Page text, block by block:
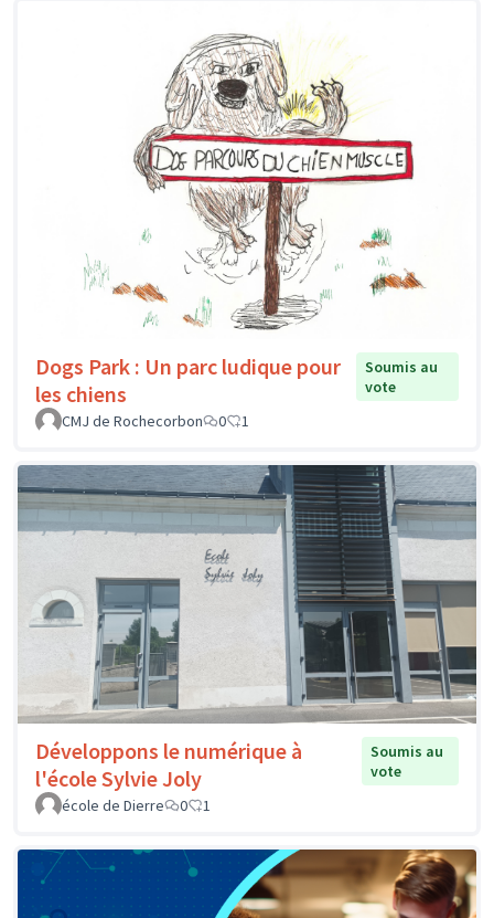
Dogs Park : Un parc ludique pour
les chiens
Soumis au
vote
CMJ de Rochecorbon
0 1
Développons le numérique à
l'école Sylvie Joly
Soumis au
vote
école de Dierre
0 1